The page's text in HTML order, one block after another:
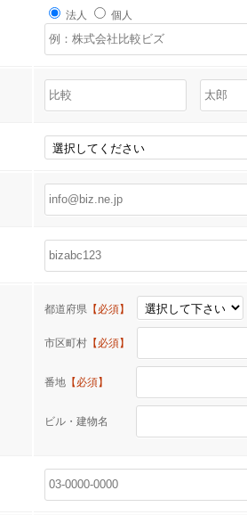
法人 個人
都道府県 【必須】
市区町村 【必須】
番地 【必須】
ビル・建物名